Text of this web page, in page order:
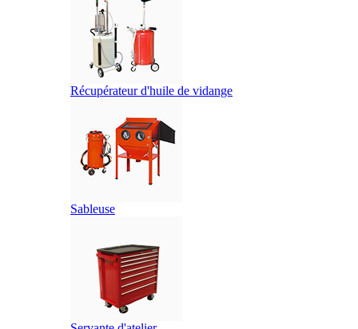
Récupérateur d'huile de vidange
Sableuse